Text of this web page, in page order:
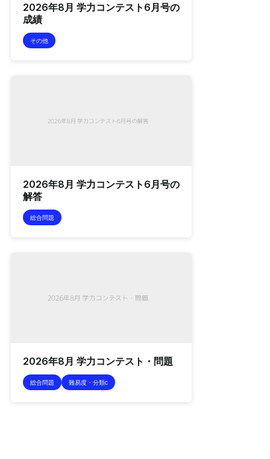
2026年8月 学力コンテスト6月号の
成績
その他
2026年8月 学力コンテスト6月号の
解答
総合問題
2026年8月 学力コンテスト・問題
総合問題 難易度・分類c